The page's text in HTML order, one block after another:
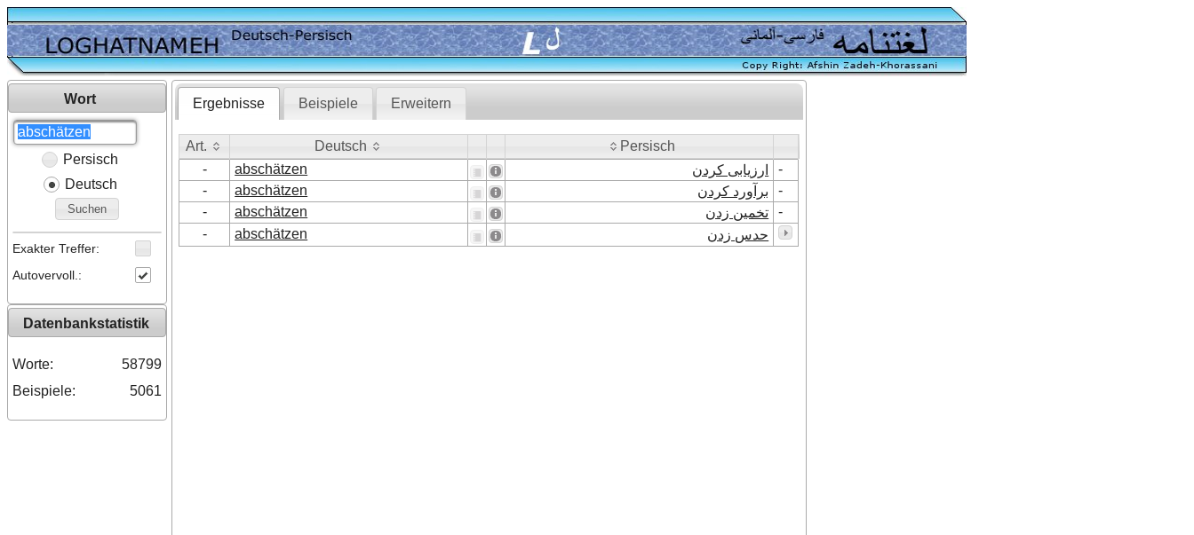
Wort
Persisch
Deutsch
Suchen
Exakter Treffer:
Autovervoll.:
Datenbankstatistik
Worte:
58799
Beispiele:
5061
Ergebnisse Beispiele Erweitern
Art. Deutsch
Persisch
Art.
- abschätzen ارزیابی کردن
-
-
abschätzen برآورد کردن
-
-
abschätzen تخمین زدن
-
-
abschätzen حدس زدن